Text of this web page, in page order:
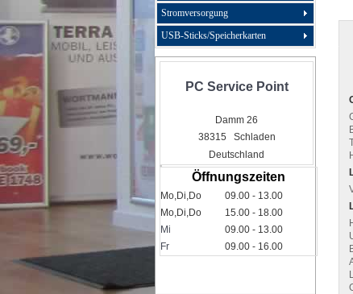
Stromversorgung
USB-Sticks/Speicherkarten
PC Service Point
Damm 26
38315 Schladen
Deutschland
Öffnungszeiten
Mo,Di,Do
09.00 - 13.00
Mo,Di,Do
15.00 - 18.00
Mi
09.00 - 13.00
Fr
09.00 - 16.00